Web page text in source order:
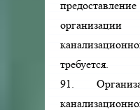
требуется.
91.